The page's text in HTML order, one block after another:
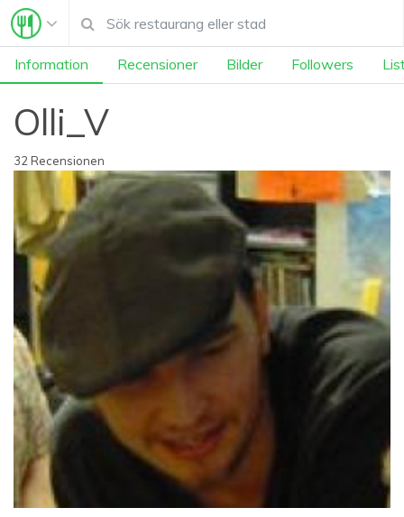
Information Recensioner Bilder Followers
Olli_V
32 Recensionen